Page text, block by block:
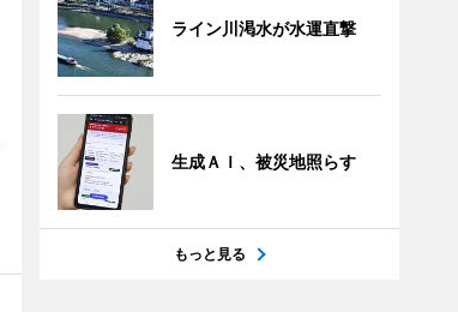
ライン川渇水が水運直撃
生成ＡＩ、被災地照らす
もっと見る